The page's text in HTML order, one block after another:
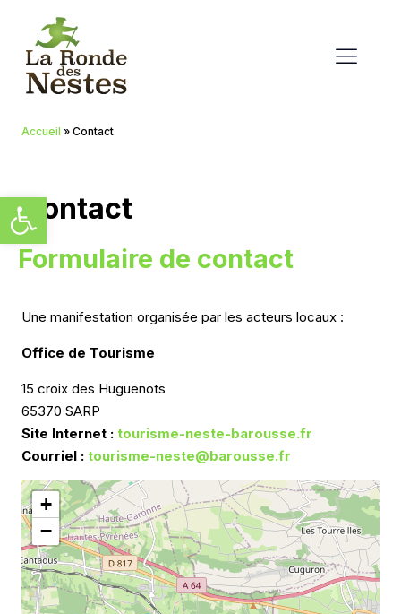
Ouvrir la barre d’outils
Accueil » Contact
Contact
Formulaire de contact
Une manifestation organisée par les acteurs locaux :
Office de Tourisme
15 croix des Huguenots
65370 SARP
Site Internet : tourisme-neste-barousse.fr
Courriel : tourisme-neste@barousse.fr
+
−